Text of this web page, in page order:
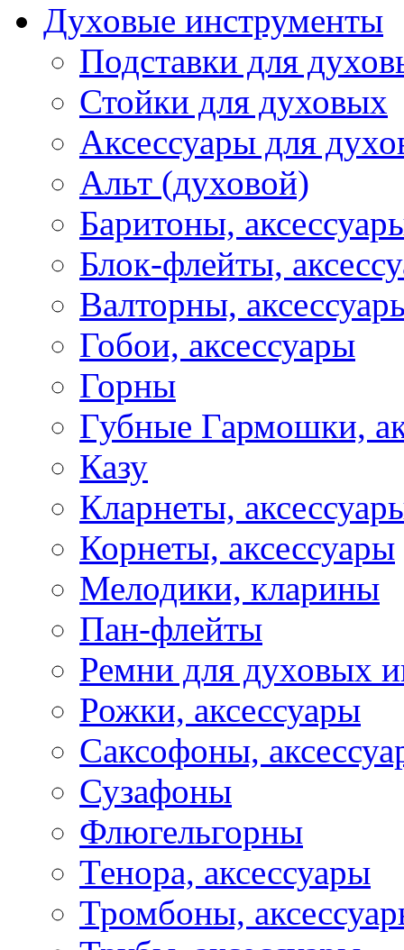
Духовые инструменты
Подставки для
Стойки для духовых
Аксессуары для
Альт (духовой)
Баритоны,
Блок-флейты,
Валторны,
Гобои, аксессуары
Горны
Губные Гармошки,
Казу
Кларнеты,
Корнеты, аксессуары
Мелодики, кларины
Пан-флейты
Ремни для духовых
Рожки, аксессуары
Саксофоны,
Сузафоны
Флюгельгорны
Тенора, аксессуары
Тромбоны,